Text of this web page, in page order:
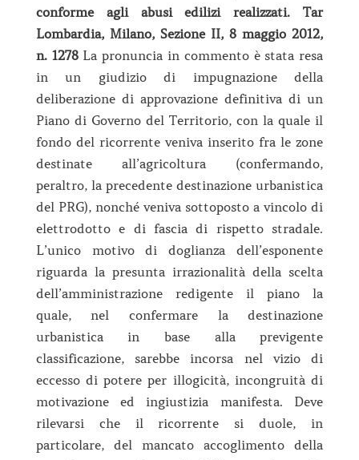
conforme agli abusi edilizi realizzati.
Tar
Lombardia, Milano, Sezione II, 8 maggio 2012,
n. 1278La pronuncia in commento è stata resa
in un giudizio di impugnazione della
deliberazione di approvazione definitiva di un
Piano di Governo del Territorio, con la quale il
fondo del ricorrente veniva inserito fra le zone
destinate all’agricoltura (confermando,
peraltro, la precedente destinazione urbanistica
del PRG), nonché veniva sottoposto a vincolo di
elettrodotto e di fascia di rispetto stradale.
L’unico motivo di doglianza dell’esponente
riguarda la presunta irrazionalità della scelta
dell’amministrazione redigente il piano la
quale, nel confermare la destinazione
urbanistica in base alla previgente
classificazione, sarebbe incorsa nel vizio di
eccesso di potere per illogicità, incongruità di
motivazione ed ingiustizia manifesta. Deve
rilevarsi che il ricorrente si duole, in
particolare, del mancato accoglimento della